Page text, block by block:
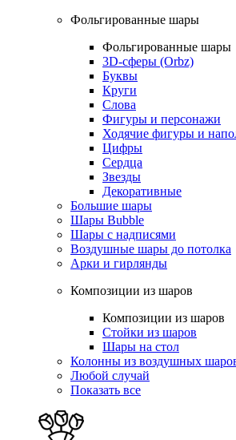
Фольгированные шары
Фольгированные шары
3D-сферы (Orbz)
Буквы
Круги
Слова
Фигуры и персонажи
Ходячие фигуры и
Цифры
Сердца
Звезды
Декоративные
Большие шары
Шары Bubble
Шары с надписями
Воздушные шары до потолка
Арки и гирлянды
Композиции из шаров
Композиции из шаров
Стойки из шаров
Шары на стол
Колонны из воздушных
Любой случай
Показать все